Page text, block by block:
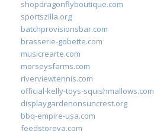
shopdragonflyboutique.com
sportszilla.org
batchprovisionsbar.com
brasserie-gobette.com
musicrearte.com
morseysfarms.com
riverviewtennis.com
official-kelly-toys-squishmallows.com
displaygardenonsuncrest.org
bbq-empire-usa.com
feedstoreva.com